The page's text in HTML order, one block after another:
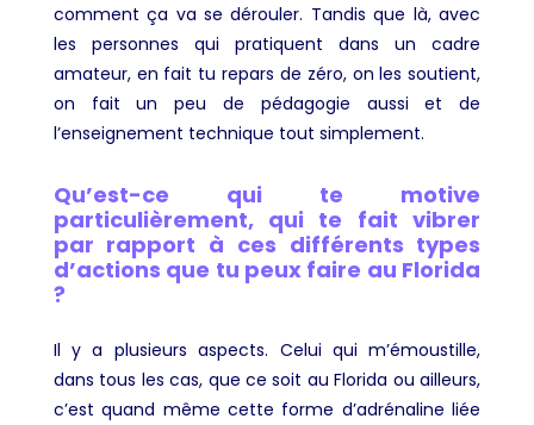
comment ça va se dérouler. Tandis que là, avec
les personnes qui pratiquent dans un cadre
amateur, en fait tu repars de zéro, on les soutient,
on fait un peu de pédagogie aussi et de
l’enseignement technique tout simplement.
Qu’est-ce qui te motive
particulièrement, qui te fait vibrer
par rapport à ces différents types
d’actions que tu peux faire au Florida
?
Il y a plusieurs aspects. Celui qui m’émoustille,
dans tous les cas, que ce soit au Florida ou ailleurs,
c’est quand même cette forme d’adrénaline liée